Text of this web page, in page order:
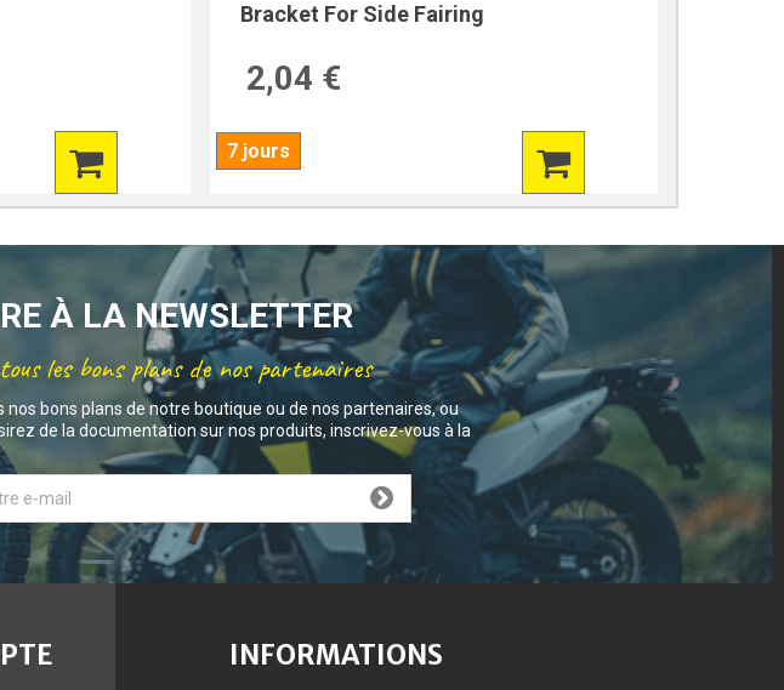
Bracket For Side Fairing
2,04 €
7 jours
À LA NEWSLETTER
les bons plans de nos partenaires
nos bons plans de notre boutique ou de nos partenaires, ou
de la documentation sur nos produits, inscrivez-vous à la
INFORMATIONS